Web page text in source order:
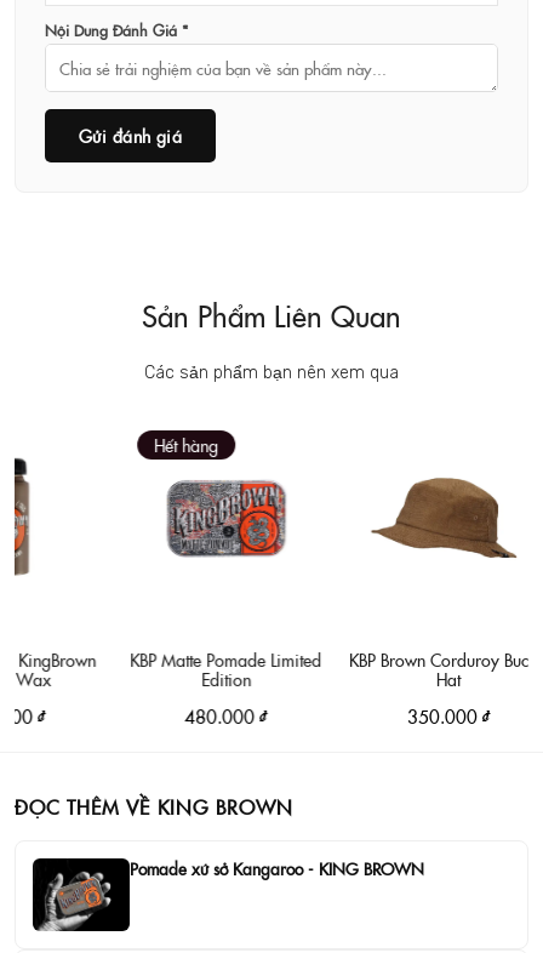
Nội Dung Đánh Giá *
Gửi đánh giá
Sản Phẩm Liên Quan
Các sản phẩm bạn nên xem qua
₫
Hết hàng
KBP Matte Pomade Limited
Edition
480.000 ₫
KBP Brown Corduroy Bucket
350.000 ₫
ĐỌC THÊM VỀ KING BROWN
Pomade xứ sở Kangaroo - KING BROWN